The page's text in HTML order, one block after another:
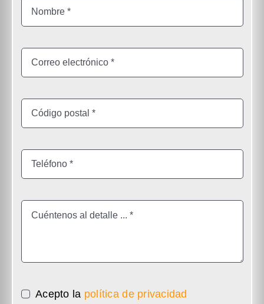
Acepto la política de privacidad